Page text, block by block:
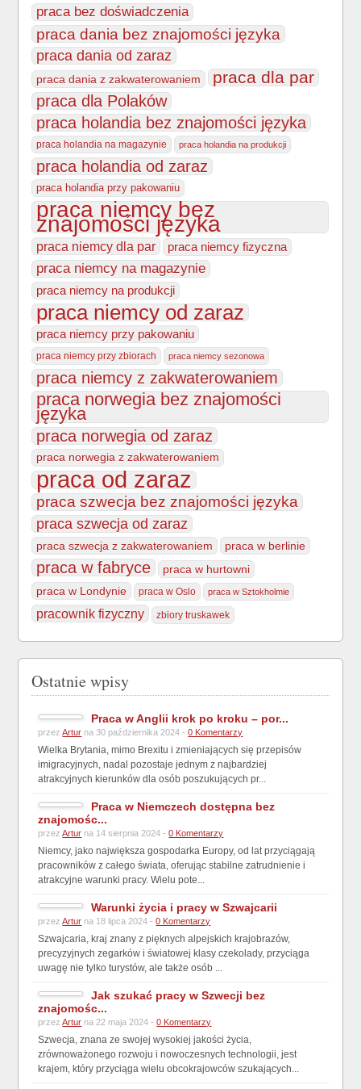
praca bez doświadczenia
praca dania bez znajomości języka
praca dania od zaraz
praca dania z zakwaterowaniem praca dla par
praca dla Polaków
praca holandia bez znajomości języka
praca holandia na magazynie praca holandia na produkcji
praca holandia od zaraz
praca holandia przy pakowaniu
praca niemcy bez
znajomości języka
praca niemcy dla par praca niemcy fizyczna
praca niemcy na magazynie
praca niemcy na produkcji
praca niemcy od zaraz
praca niemcy przy pakowaniu
praca niemcy przy zbiorach praca niemcy sezonowa
praca niemcy z zakwaterowaniem
praca norwegia bez znajomości
języka
praca norwegia od zaraz
praca norwegia z zakwaterowaniem
praca od zaraz
praca szwecja bez znajomości języka
praca szwecja od zaraz
praca szwecja z zakwaterowaniem praca w berlinie
praca w fabryce
praca w hurtowni
praca w Londynie
praca w Oslo praca w Sztokholmie
pracownik fizyczny zbiory truskawek
Ostatnie wpisy
Praca w Anglii krok po kroku – por...
przezArtur na 30 października 2024 -0 Komentarzy
Wielka Brytania, mimo Brexitu i zmieniających się przepisów
imigracyjnych, nadal pozostaje jednym z najbardziej
atrakcyjnych kierunków dla osób poszukujących pr...
Praca w Niemczech dostępna bez
znajomośc...
przezArtur na 14 sierpnia 2024 -0 Komentarzy
Niemcy, jako największa gospodarka Europy, od lat przyciągają
pracowników z całego świata, oferując stabilne zatrudnienie i
atrakcyjne warunki pracy. Wielu pote...
Warunki życia i pracy w Szwajcarii
przezArtur na 18 lipca 2024 -0 Komentarzy
Szwajcaria, kraj znany z pięknych alpejskich krajobrazów,
precyzyjnych zegarków i światowej klasy czekolady, przyciąga
uwagę nie tylko turystów, ale także osób ...
Jak szukać pracy w Szwecji bez
znajomośc...
przezArtur na 22 maja 2024 -0 Komentarzy
Szwecja, znana ze swojej wysokiej jakości życia,
zrównoważonego rozwoju i nowoczesnych technologii, jest
krajem, który przyciąga wielu obcokrajowców szukających...